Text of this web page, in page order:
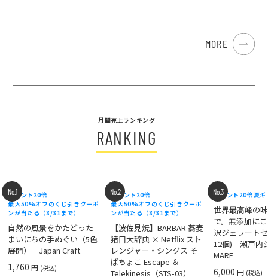
MORE
月間売上ランキング
RANKING
No.1
ポイント20倍
最大50%オフのくじ引きクーポ
ンが当たる（8/31まで）
自然の風景をかたどった
まいにちの手ぬぐい（5色
展開）｜Japan Craft
1,760円 (税込)
No.2
ポイント20倍
最大50%オフのくじ引きクーポ
ンが当たる（8/31まで）
【波佐見焼】BARBAR 蕎麦
猪口大辞典 × Netflix スト
レンジャー・シングス そ
ばちょこ Escape ＆
Telekinesis（STS-03）
No.3
ポイント20倍 夏
世界最高峰の
で。無添加に
沢ジェラート
12個)｜瀬戸内
MARE
6,000円 (税込)